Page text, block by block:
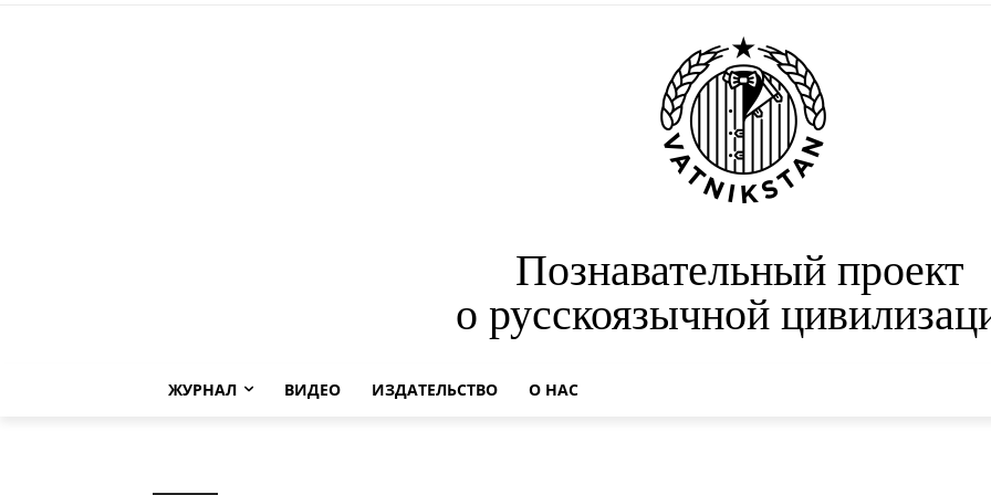
Познавательный проект
о русскоязычной
ЖУРНАЛ ВИДЕО ИЗДАТЕЛЬСТВО О НАС